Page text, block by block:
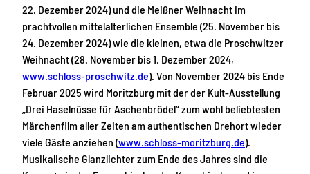
22. Dezember 2024) und die Meißner Weihnacht im
prachtvollen mittelalterlichen Ensemble (25. November bis
24. Dezember 2024) wie die kleinen, etwa die Proschwitzer
Weihnacht (28. November bis 1. Dezember 2024,
www.schloss-proschwitz.de). Von November 2024 bis Ende
Februar 2025 wird Moritzburg mit der der Kult-Ausstellung
„Drei Haselnüsse für Aschenbrödel“ zum wohl beliebtesten
Märchenfilm aller Zeiten am authentischen Drehort wieder
viele Gäste anziehen (www.schloss-moritzburg.de).
Musikalische Glanzlichter zum Ende des Jahres sind die